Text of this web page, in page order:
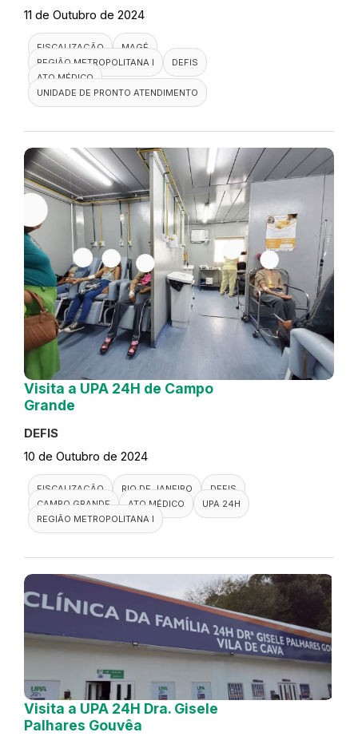
11 de Outubro de 2024
FISCALIZAÇÃO
MAGÉ
REGIÃO METROPOLITANA I
DEFIS
ATO MÉDICO
UNIDADE DE PRONTO ATENDIMENTO
Visita a UPA 24H de Campo
Grande
DEFIS
10 de Outubro de 2024
FISCALIZAÇÃO RIO DE JANEIRO
DEFIS
CAMPO GRANDE
ATO MÉDICO
UPA 24H
REGIÃO METROPOLITANA I
Visita a UPA 24H Dra. Gisele
Palhares Gouvêa